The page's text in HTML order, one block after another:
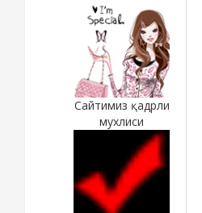
Сайтимиз қадрли
мухлиси